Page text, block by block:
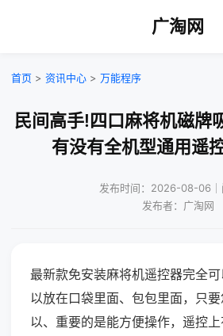
广淘网
首页 > 资讯中心 > 万能程序
民间高手!四口麻将机磁牌
有没有全机型通用遥
发布时间：2026-08-06｜
发布者：广淘网
最新款免安装麻将机遥控器完全
以放在口袋里面、包包里面，只
以、重要的是能方便操作，遥控